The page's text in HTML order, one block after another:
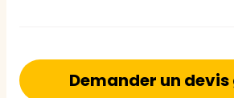
Demander un